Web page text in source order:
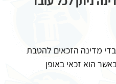
מדינה הזכאים להטבת
הוא זכאי באופן